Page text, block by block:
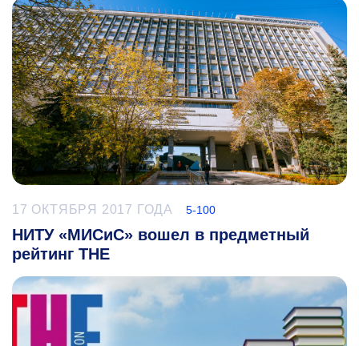
17 ОКТЯБРЯ 2017 ГОДА 5-100
НИТУ «МИСиС» вошел в предметный
рейтинг THE